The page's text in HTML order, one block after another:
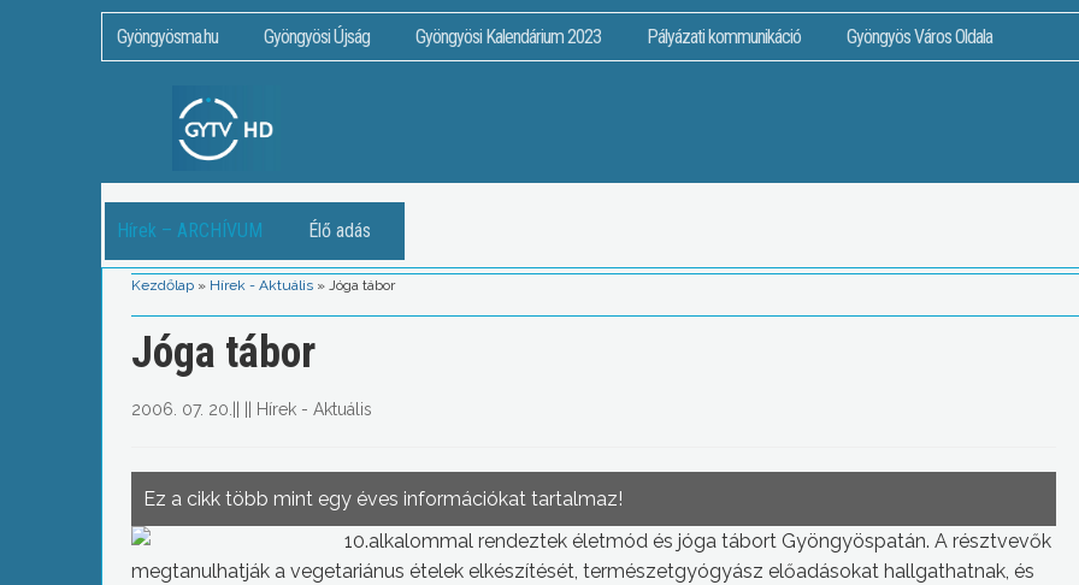
Gyöngyösma.hu Gyöngyösi Újság Gyöngyösi Kalendárium 2023 Pályázati kommunikáció Gyöngyös Város Oldala
Hírek – ARCHÍVUM Élő adás
Kezdőlap » Hírek - Aktuális » Jóga tábor
Jóga tábor
2006. 07. 20. Hírek - Aktuális
Ez a cikk több mint egy éves információkat tartalmaz!
10.alkalommal rendeztek életmód és jóga tábort Gyöngyöspatán. A résztvevők
megtanulhatják a vegetariánus ételek elkészítését, természetgyógyász előadásokat hallgathatnak, és